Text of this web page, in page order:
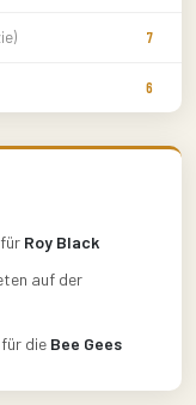
7
6
Roy Black
auf der
die Bee Gees